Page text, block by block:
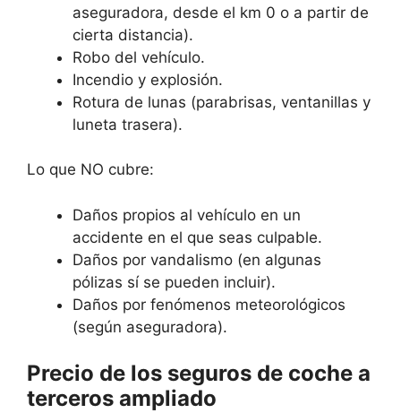
aseguradora, desde el km 0 o a partir de
cierta distancia).
Robo del vehículo.
Incendio y explosión.
Rotura de lunas (parabrisas, ventanillas y
luneta trasera).
Lo que NO cubre:
Daños propios al vehículo en un
accidente en el que seas culpable.
Daños por vandalismo (en algunas
pólizas sí se pueden incluir).
Daños por fenómenos meteorológicos
(según aseguradora).
Precio de los seguros de coche a
terceros ampliado